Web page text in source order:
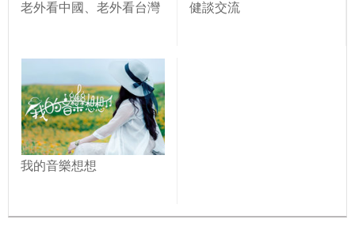
老外看中國、老外看台灣 健談交流
我的音樂想想